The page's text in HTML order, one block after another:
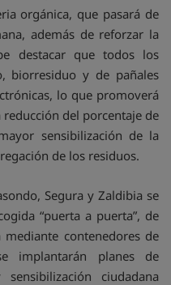
orgánica, que pasará de
además de reforzar la
destacar que todos los
biorresiduo y de pañales
lo que promoverá
del porcentaje de
sensibilización de la
de los residuos.
Segura y Zaldibia se
“puerta a puerta”, de
contenedores de
implantarán planes de
ciudadana